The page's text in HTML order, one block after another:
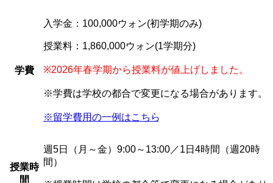
学費
入学金：100,000ウォン(初学期のみ)
授業料：1,860,000ウォン(1学期分)
※2026年春学期から授業料が値上げしました。
※学費は学校の都合で変更になる場合があります。
※留学費用の一例はこちら
授業時
間
週5日（月～金）9:00～13:00／1日4時間（週20時
間）